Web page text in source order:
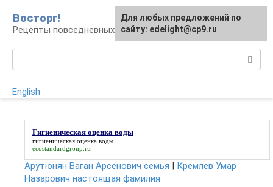
контенту
Восторг!
Рецепты повседневных и праздничных блюд
English
Гигиеническая оценка воды
гигиеническая оценка воды
ecostandardgroup.ru
Арутюнян Ваган Арсенович семья | Кремлев Умар
Назарович настоящая фамилия
Для любых предложений по
сайту: edelight@cp9.ru